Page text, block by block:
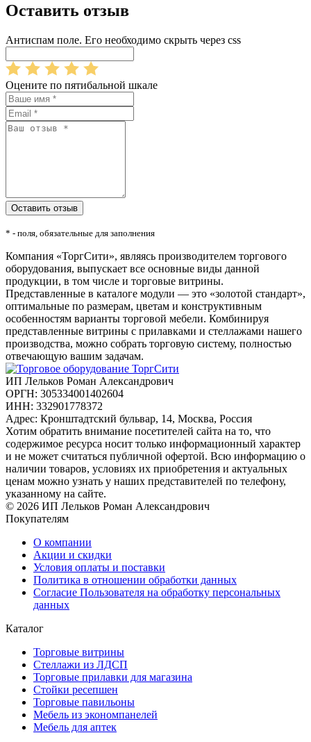
Оставить отзыв
Антиспам поле. Его необходимо скрыть через css
Оцените по пятибальной шкале
* - поля, обязательные для заполнения
Компания «ТоргСити», являясь производителем торгового
оборудования, выпускает все основные виды данной
продукции, в том числе и торговые витрины.
Представленные в каталоге модули — это «золотой стандарт»,
оптимальные по размерам, цветам и конструктивным
особенностям варианты торговой мебели. Комбинируя
представленные витрины с прилавками и стеллажами нашего
производства, можно собрать торговую систему, полностью
отвечающую вашим задачам.
ИП Лельков Роман Александрович
ОРГН: 305334001402604
ИНН: 332901778372
Адрес: Кронштадтский бульвар, 14, Москва, Россия
Хотим обратить внимание посетителей сайта на то, что
содержимое ресурса носит только информационный характер
и не может считаться публичной офертой. Всю информацию о
наличии товаров, условиях их приобретения и актуальных
ценам можно узнать у наших представителей по телефону,
указанному на сайте.
© 2026 ИП Лельков Роман Александрович
Покупателям
О компании
Акции и скидки
Условия оплаты и поставки
Политика в отношении обработки данных
Согласие Пользователя на обработку персональных
данных
Каталог
Торговые витрины
Стеллажи из ЛДСП
Торговые прилавки для магазина
Стойки ресепшен
Торговые павильоны
Мебель из экономпанелей
Мебель для аптек